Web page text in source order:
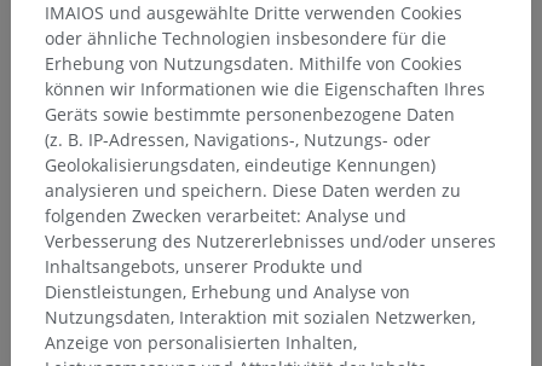
IMAIOS und ausgewählte Dritte verwenden Cookies
oder ähnliche Technologien insbesondere für die
Erhebung von Nutzungsdaten. Mithilfe von Cookies
können wir Informationen wie die Eigenschaften Ihres
Geräts sowie bestimmte personenbezogene Daten
(z. B. IP-Adressen, Navigations-, Nutzungs- oder
Geolokalisierungsdaten, eindeutige Kennungen)
analysieren und speichern. Diese Daten werden zu
folgenden Zwecken verarbeitet: Analyse und
Verbesserung des Nutzererlebnisses und/oder unseres
Inhaltsangebots, unserer Produkte und
Dienstleistungen, Erhebung und Analyse von
Nutzungsdaten, Interaktion mit sozialen Netzwerken,
Anzeige von personalisierten Inhalten,